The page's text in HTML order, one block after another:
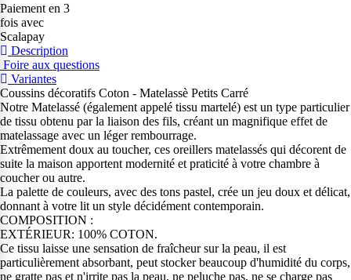
Paiement en 3
fois avec
Scalapay
Description
Foire aux questions
Variantes
Coussins décoratifs Coton - Matelassè Petits Carré
Notre Matelassé (également appelé tissu martelé) est un type particulier
de tissu obtenu par la liaison des fils, créant un magnifique effet de
matelassage avec un léger rembourrage.
Extrêmement doux au toucher, ces oreillers matelassés qui décorent de
suite la maison apportent modernité et praticité à votre chambre à
coucher ou autre.
La palette de couleurs, avec des tons pastel, crée un jeu doux et délicat,
donnant à votre lit un style décidément contemporain.
COMPOSITION :
EXTÉRIEUR: 100% COTON.
Ce tissu laisse une sensation de fraîcheur sur la peau, il est
particulièrement absorbant, peut stocker beaucoup d'humidité du corps,
ne gratte pas et n'irrite pas la peau, ne peluche pas, ne se charge pas